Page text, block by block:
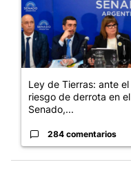
Ley de Tierras: ante el
riesgo de derrota en el
Senado,...
284 comentarios